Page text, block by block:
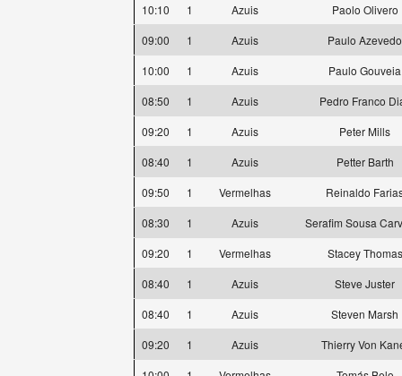
10:10
1 Azuis
Paolo Olivero
09:00
1 Azuis
Paulo Azevedo
10:00
1 Azuis
Paulo Gouveia
08:50
1 Azuis
Pedro Franco
09:20
1 Azuis
Peter Mills
08:40
1 Azuis
Petter Barth
09:50
1 Vermelhas
Reinaldo
08:30
1 Azuis
Serafim Sousa
09:20
1 Vermelhas
Stacey Thomas
08:40
1 Azuis
Steve Juster
08:40
1 Azuis
Steven Marsh
09:20
1 Azuis
Thierry Von